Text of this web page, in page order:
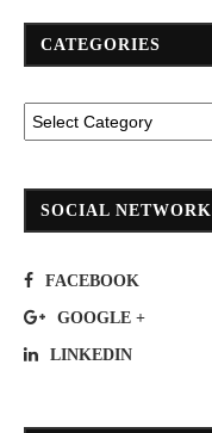
CATEGORIES
SOCIAL
FACEBOOK
GOOGLE +
LINKEDIN